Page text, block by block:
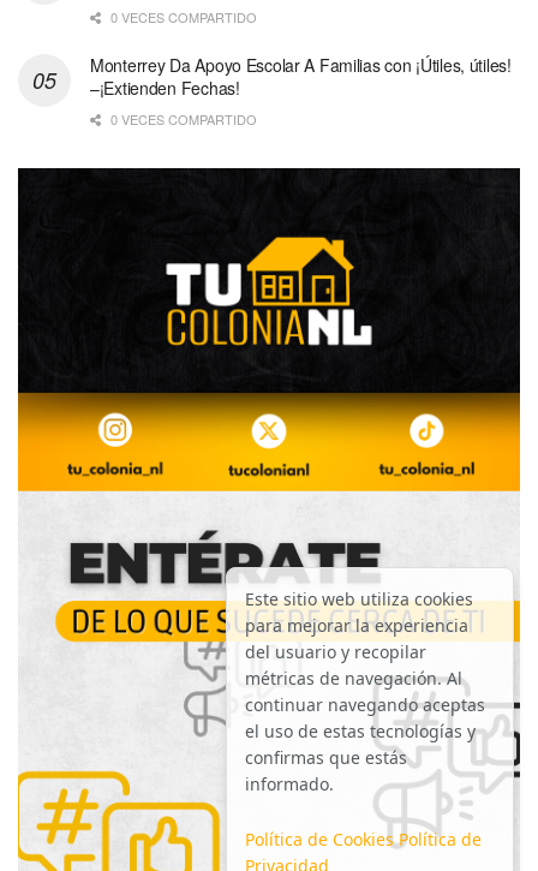
0 VECES COMPARTIDO
Monterrey Da Apoyo Escolar A Familias con ¡Útiles, útiles!
–¡Extienden Fechas!
0 VECES COMPARTIDO
Este sitio web utiliza cookies
para mejorar la experiencia
del usuario y recopilar
métricas de navegación. Al
continuar navegando aceptas
el uso de estas tecnologías y
confirmas que estás
informado.
Política de Cookies Política de
Privacidad